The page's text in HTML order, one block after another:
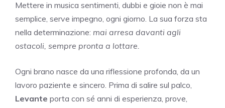
Mettere in musica sentimenti, dubbi e gioie non è mai
semplice, serve impegno, ogni giorno. La sua forza sta
nella determinazione: mai arresa davanti agli
ostacoli, sempre pronta a lottare.
Ogni brano nasce da una riflessione profonda, da un
lavoro paziente e sincero. Prima di salire sul palco,
Levante porta con sé anni di esperienza, prove,